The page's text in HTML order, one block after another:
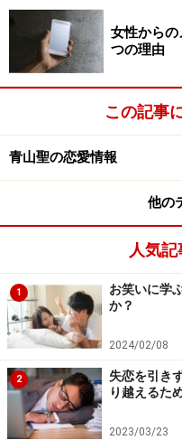
女性から
つの理由
この記事
青山聖の恋愛情報
他の
人気
1
お笑いに学
か？
2024/02/08
2
失恋を引き
り越えるた
2023/03/23